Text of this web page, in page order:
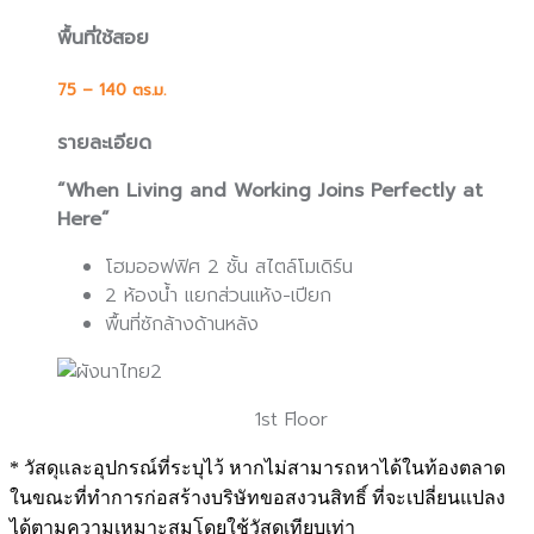
พื้นที่ใช้สอย
75 – 140 ตร.ม.
รายละเอียด
“When Living and Working Joins Perfectly at
Here”
โฮมออฟฟิศ 2 ชั้น สไตล์โมเดิร์น
2 ห้องน้ำ แยกส่วนแห้ง-เปียก
พื้นที่ซักล้างด้านหลัง
1st Floor
* วัสดุและอุปกรณ์ที่ระบุไว้ หากไม่สามารถหาได้ในท้องตลาด
ในขณะที่ทำการก่อสร้างบริษัทขอสงวนสิทธิ์ ที่จะเปลี่ยนแปลง
ได้ตามความเหมาะสมโดยใช้วัสดุเทียบเท่า